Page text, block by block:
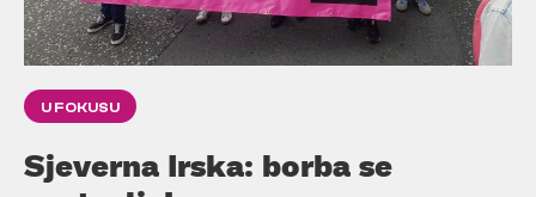
U FOKUSU
Sjeverna Irska: borba se